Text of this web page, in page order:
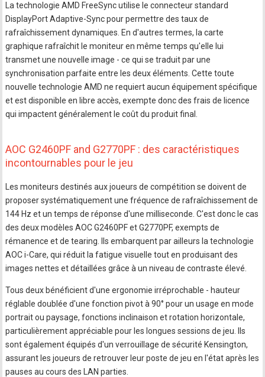
La technologie AMD FreeSync utilise le connecteur standard
DisplayPort Adaptive-Sync pour permettre des taux de
rafraîchissement dynamiques. En d'autres termes, la carte
graphique rafraîchit le moniteur en même temps qu'elle lui
transmet une nouvelle image - ce qui se traduit par une
synchronisation parfaite entre les deux éléments. Cette toute
nouvelle technologie AMD ne requiert aucun équipement spécifique
et est disponible en libre accès, exempte donc des frais de licence
qui impactent généralement le coût du produit final.
AOC G2460PF and G2770PF : des caractéristiques
incontournables pour le jeu
Les moniteurs destinés aux joueurs de compétition se doivent de
proposer systématiquement une fréquence de rafraîchissement de
144 Hz et un temps de réponse d'une milliseconde. C'est donc le cas
des deux modèles AOC G2460PF et G2770PF, exempts de
rémanence et de tearing. Ils embarquent par ailleurs la technologie
AOC i-Care, qui réduit la fatigue visuelle tout en produisant des
images nettes et détaillées grâce à un niveau de contraste élevé.
Tous deux bénéficient d'une ergonomie irréprochable - hauteur
réglable doublée d'une fonction pivot à 90° pour un usage en mode
portrait ou paysage, fonctions inclinaison et rotation horizontale,
particulièrement appréciable pour les longues sessions de jeu. Ils
sont également équipés d'un verrouillage de sécurité Kensington,
assurant les joueurs de retrouver leur poste de jeu en l'état après les
pauses au cours des LAN parties.